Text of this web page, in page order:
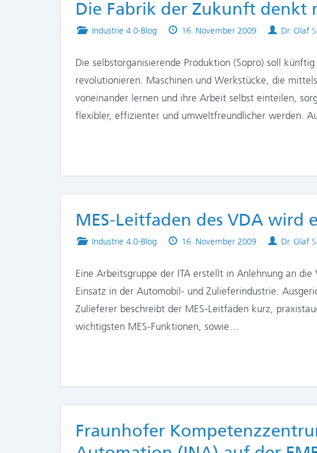
Die Fabrik der Zukunft denkt
Posted
Industrie 4.0-Blog
Published
16. November 2009 Authors
Dr. Olaf
Die selbstorganisierende Produktion (Sopro) soll
revolutionieren. Maschinen und Werkstücke, die
voneinander lernen und ihre Arbeit selbst einteilen,
flexibler, effizienter und umweltfreundlicher werden.
MES-Leitfaden des VDA wird
Posted
Industrie 4.0-Blog
Published
16. November 2009 Authors
Dr. Olaf
Eine Arbeitsgruppe der ITA erstellt in Anlehnung an
Einsatz in der Automobil- und Zulieferindustrie.
Zulieferer beschreibt der MES-Leitfaden kurz,
wichtigsten MES-Funktionen, sowie…
Fraunhofer